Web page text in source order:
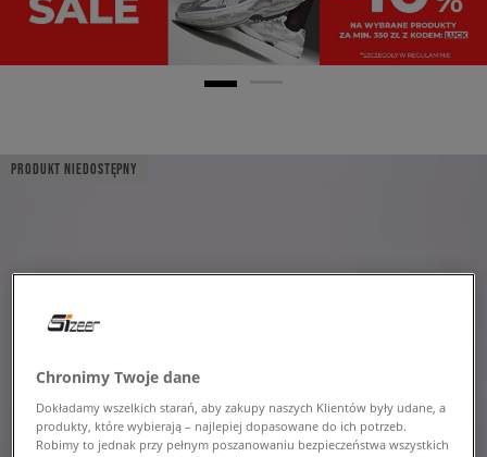
PRODUKT NIEDOSTĘPNY
Chronimy Twoje dane
Dokładamy wszelkich starań, aby zakupy naszych Klientów były udane, a
produkty, które wybierają – najlepiej dopasowane do ich potrzeb.
Robimy to jednak przy pełnym poszanowaniu bezpieczeństwa wszystkich